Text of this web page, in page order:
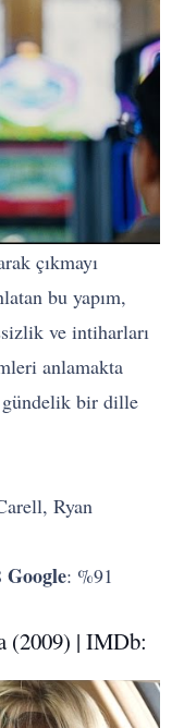
çıkmayı
bu yapım,
ve intiharları
anlamakta
bir dille
Ryan
Google: %91
(2009) | IMDb: